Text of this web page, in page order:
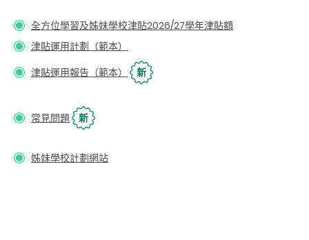
全方位學習及姊妹學校津貼2026/27學年津貼額
津貼運用計劃（範本）
津貼運用報告（範本）
新
常見問題 新
姊妹學校計劃網站